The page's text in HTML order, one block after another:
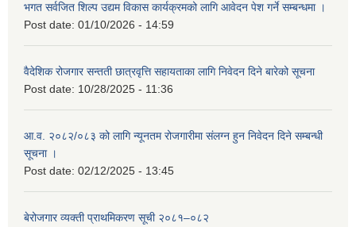
भगत सर्वजित शिल्प उद्यम विकास कार्यक्रमको लागि आवेदन पेश गर्ने सम्बन्धमा ।
Post date: 01/10/2026 - 14:59
वैदेशिक रोजगार सन्तती छात्रवृत्ति सहायताका लागि निवेदन दिने बारेको सूचना
Post date: 10/28/2025 - 11:36
आ.व. २०८२/०८३ को लागि न्यूनतम रोजगारीमा संलग्न हुन निवेदन दिने सम्बन्धी
सूचना ।
Post date: 02/12/2025 - 13:45
बेरोजगार व्यक्ती प्राथमिकरण सूची २०८१–०८२